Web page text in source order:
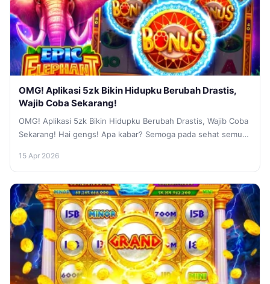
OMG! Aplikasi 5zk Bikin Hidupku Berubah Drastis,
Wajib Coba Sekarang!
OMG! Aplikasi 5zk Bikin Hidupku Berubah Drastis, Wajib Coba
Sekarang! Hai gengs! Apa kabar? Semoga pada sehat semua
15 Apr 2026